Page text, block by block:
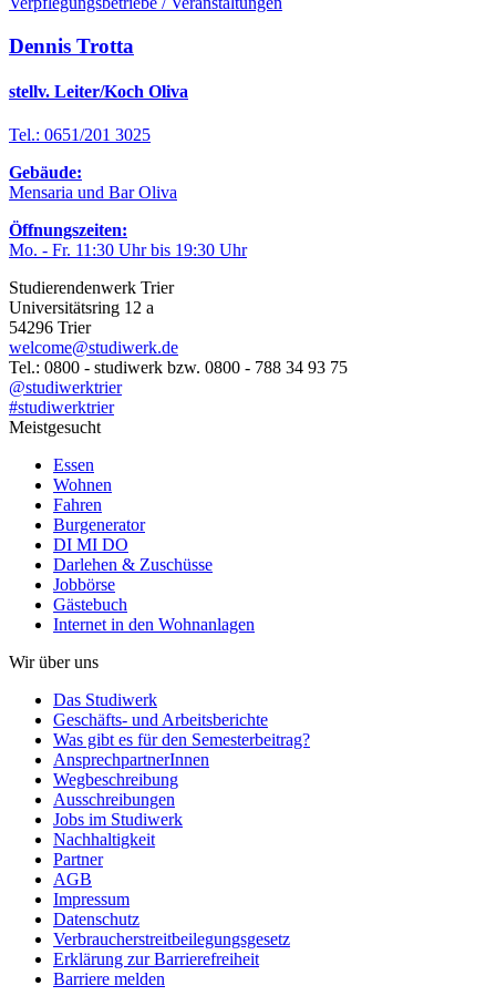
Dennis Trotta
stellv. Leiter/Koch Oliva
Tel.: 0651/201 3025
Gebäude:
Mensaria und Bar Oliva
Öffnungszeiten:
Mo. - Fr. 11:30 Uhr bis 19:30 Uhr
Studierendenwerk Trier
Universitätsring 12 a
54296 Trier
welcome@studiwerk.de
Tel.: 0800 - studiwerk bzw. 0800 - 788 34 93 75
@studiwerktrier
#studiwerktrier
Meistgesucht
Essen
Wohnen
Fahren
Burgenerator
DI MI DO
Darlehen & Zuschüsse
Jobbörse
Gästebuch
Internet in den Wohnanlagen
Wir über uns
Das Studiwerk
Geschäfts- und Arbeitsberichte
Was gibt es für den Semesterbeitrag?
AnsprechpartnerInnen
Wegbeschreibung
Ausschreibungen
Jobs im Studiwerk
Nachhaltigkeit
Partner
AGB
Impressum
Datenschutz
Verbraucherstreitbeilegungsgesetz
Erklärung zur Barrierefreiheit
Barriere melden